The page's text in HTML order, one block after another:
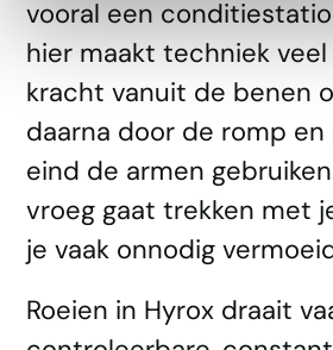
vooral een
hier maakt techniek
kracht vanuit de benen
daarna door de romp en
eind de armen
vroeg gaat trekken met
je vaak onnodig
Roeien in Hyrox draait